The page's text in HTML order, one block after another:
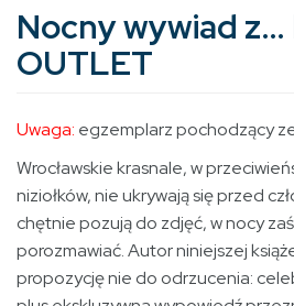
Nocny wywiad
OUTLET
Uwaga: egzemplarz pochodzący
Wrocławskie krasnale, w
niziołków, nie ukrywają się przed
chętnie pozują do zdjęć, w nocy
porozmawiać. Autor niniejszej
propozycję nie do odrzucenia: